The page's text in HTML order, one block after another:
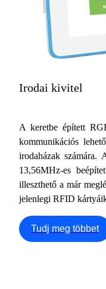
Irodai kivitel
A keretbe épített
kommunikációs
irodaházak számára.
13,56MHz-es
illeszthető a már
jelenlegi RFID
Tudj meg többet